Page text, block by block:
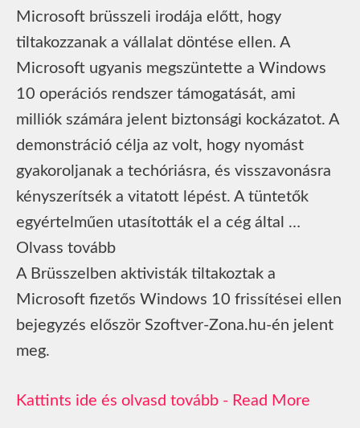
Microsoft brüsszeli irodája előtt, hogy
tiltakozzanak a vállalat döntése ellen. A
Microsoft ugyanis megszüntette a Windows
10 operációs rendszer támogatását, ami
milliók számára jelent biztonsági kockázatot. A
demonstráció célja az volt, hogy nyomást
gyakoroljanak a techóriásra, és visszavonásra
kényszerítsék a vitatott lépést. A tüntetők
egyértelműen utasították el a cég által …
Olvass tovább
A Brüsszelben aktivisták tiltakoztak a
Microsoft fizetős Windows 10 frissítései ellen
bejegyzés először Szoftver-Zona.hu-én jelent
meg.
Read More